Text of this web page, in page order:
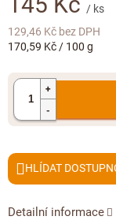
/ ks
129,46 Kč bez DPH
Měrná
170,59 Kč / 100 g
Detailní informace
HLÍDAT